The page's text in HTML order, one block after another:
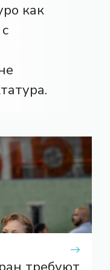
как